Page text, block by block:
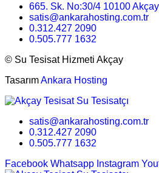
665. Sk. No:30/4 10100
satis@ankarahosting.com.tr
0.312.427 2090
0.505.777 1632
© Su Tesisat Hizmeti Akçay
TasarımAnkara Hosting
satis@ankarahosting.com.tr
0.312.427 2090
0.505.777 1632
Facebook Whatsapp Instagram